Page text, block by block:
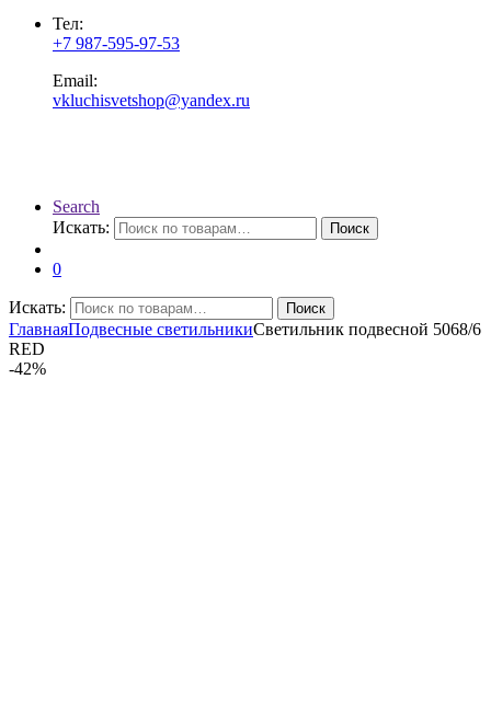
Тел:
+7 987-595-97-53
Email:
vkluchisvetshop@yandex.ru
Search
Искать:
Поиск
0
Искать: Поиск
ГлавнаяПодвесные светильникиСветильник подвесной 5068/6
RED
-42%